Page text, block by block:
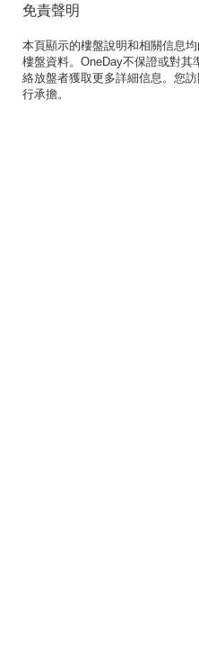
免責聲明
本頁顯示的樓盤說明和相關信息
樓盤資料。OneDay不保證或對
絡放盤者獲取更多詳細信息。您
行承擔。